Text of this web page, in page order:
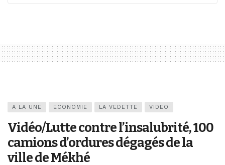
A LA UNE ECONOMIE LA VEDETTE VIDEO
Vidéo/Lutte contre l’insalubrité, 100
camions d’ordures dégagés de la
ville de Mékhé